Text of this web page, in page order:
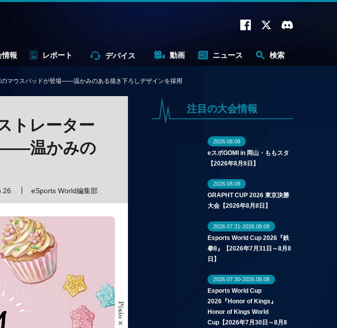
情報 レポート デバイス 動画 ニュース 検索
マウスパッドが登場——温かみのある描き下ろしデザインを採用
トレーター
——温かみの
eSports World編集部
注目の大会情報
2026.08.08
eスポGOMI in 岡山・ももスタ
【2026年8月8日】
2026.08.08
GRAPHT CUP 2026 東京決勝
大会【2026年8月8日】
2026.07.31-2026.08.08
Esports World Cup 2026『鉄
拳8』【2026年7月31日～8月8
日】
2026.07.30-2026.08.08
Esports World Cup
2026『Honor of Kings』
Honor of Kings World
Cup【2026年7月30日～8月8